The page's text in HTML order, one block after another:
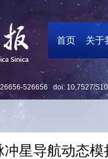
首页 关于
526656 doi:10.7527/
冲星导航动态